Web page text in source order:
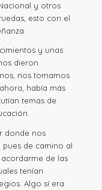
y otros
esto con el
y unas
dieron
nos tomamos
había más
temas de
donde nos
de camino al
de las
tenían
Algo sí era